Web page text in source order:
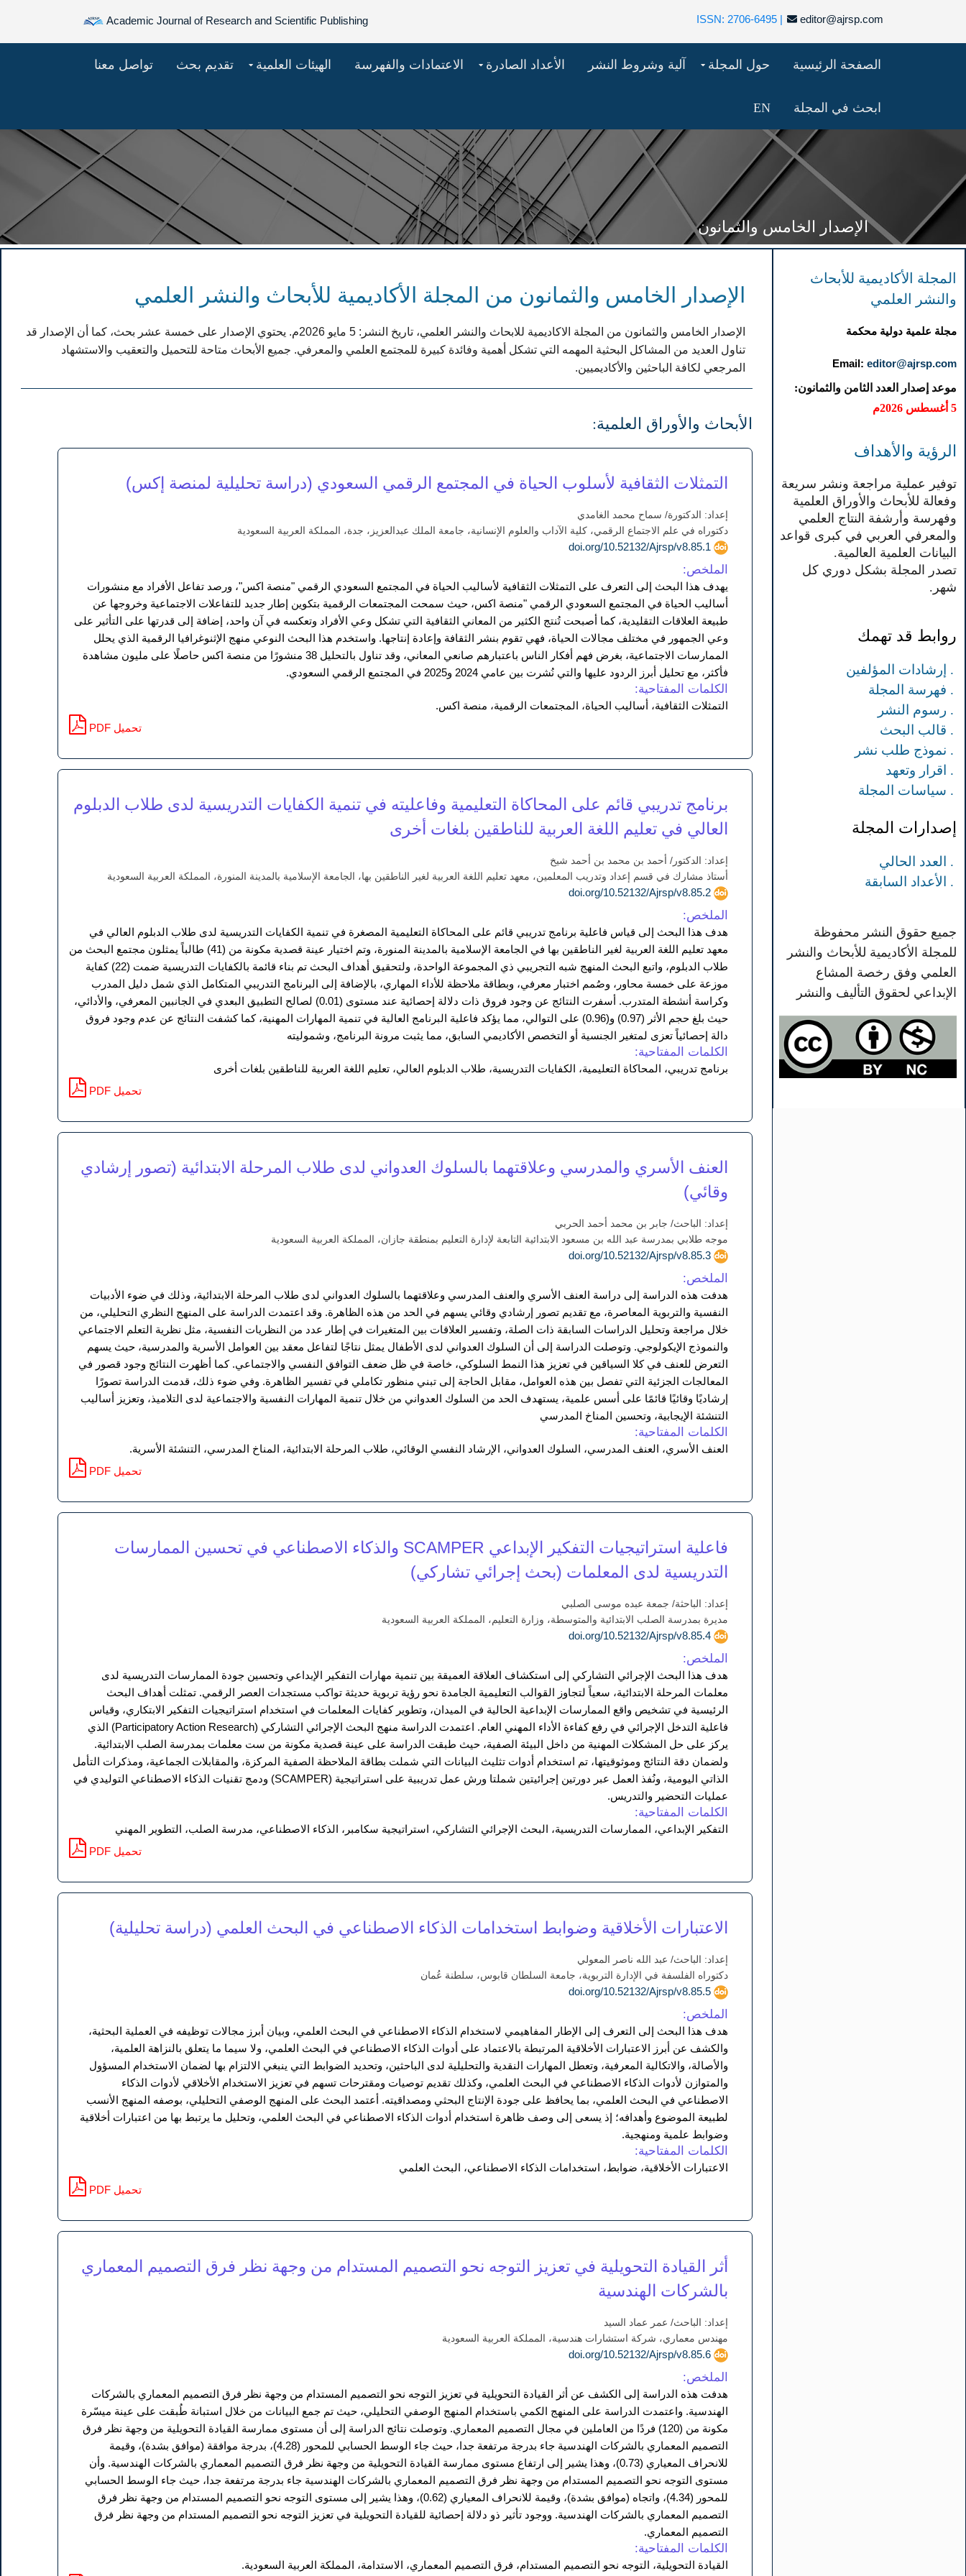
Academic Journal of Research and Scientific Publishing editor@ajrsp.com
ISSN: 2706-6495 |
الصفحة الرئيسية حول المجلة آلية وشروط النشر الأعداد الصادرة الاعتمادات والفهرسة الهيئات العلمية تقديم بحث تواصل معنا
ابحث في المجلة EN
الإصدار الخامس والثمانون
المجلة الأكاديمية للأبحاث
والنشر العلمي
مجلة علمية دولية محكمة
Email: editor@ajrsp.com
موعد إصدار العدد الثامن والثمانون:
5 أغسطس 2026م
الرؤية والأهداف
توفير عملية مراجعة ونشر سريعة
وفعالة للأبحاث والأوراق العلمية
وفهرسة وأرشفة النتاج العلمي
والمعرفي العربي في كبرى قواعد
البيانات العلمية العالمية.
تصدر المجلة بشكل دوري كل
شهر.
روابط قد تهمك
. إرشادات المؤلفين
. فهرسة المجلة
. رسوم النشر
. قالب البحث
. نموذج طلب نشر
. اقرار وتعهد
. سياسات المجلة
إصدارات المجلة
. العدد الحالي
. الأعداد السابقة
جميع حقوق النشر محفوظة
للمجلة الأكاديمية للأبحاث والنشر
العلمي وفق رخصة المشاع
الإبداعي لحقوق التأليف والنشر
الإصدار الخامس والثمانون من المجلة الأكاديمية للأبحاث والنشر العلمي
الإصدار الخامس والثمانون من المجلة الاكاديمية للابحاث والنشر العلمي، تاريخ النشر: 5 مايو 2026م. يحتوي الإصدار على خمسة عشر بحث، كما أن الإصدار قد
تناول العديد من المشاكل البحثية المهمه التي تشكل أهمية وفائدة كبيرة للمجتمع العلمي والمعرفي. جميع الأبحاث متاحة للتحميل والتعقيب والاستشهاد
المرجعي لكافة الباحثين والأكاديميين.
الأبحاث والأوراق العلمية:
التمثلات الثقافية لأسلوب الحياة في المجتمع الرقمي السعودي (دراسة تحليلية لمنصة إكس)
إعداد: الدكتورة/ سماح محمد الغامدي
دكتوراه في علم الاجتماع الرقمي، كلية الآداب والعلوم الإنسانية، جامعة الملك عبدالعزيز، جدة، المملكة العربية السعودية
الملخص:
يهدف هذا البحث إلى التعرف على التمثلات الثقافية لأساليب الحياة في المجتمع السعودي الرقمي "منصة اكس"، ورصد تفاعل الأفراد مع منشورات
أساليب الحياة في المجتمع السعودي الرقمي "منصة اكس، حيث سمحت المجتمعات الرقمية بتكوين إطار جديد للتفاعلات الاجتماعية وخروجها عن
طبيعة العلاقات التقليدية، كما أصبحت تُنتج الكثير من المعاني الثقافية التي تشكل وعي الأفراد وتعكسه في آن واحد، إضافة إلى قدرتها على التأثير على
وعي الجمهور في مختلف مجالات الحياة، فهي تقوم بنشر الثقافة وإعادة إنتاجها. واستخدم هذا البحث النوعي منهج الإثنوغرافيا الرقمية الذي يحلل
الممارسات الاجتماعية، بغرض فهم أفكار الناس باعتبارهم صانعي المعاني، وقد تناول بالتحليل 38 منشورًا من منصة اكس حاصلًا على مليون مشاهدة
فأكثر، مع تحليل أبرز الردود عليها والتي نُشرت بين عامي 2024 و2025 في المجتمع الرقمي السعودي.
الكلمات المفتاحية:
التمثلات الثقافية، أساليب الحياة، المجتمعات الرقمية، منصة اكس.
PDF تحميل
برنامج تدريبي قائم على المحاكاة التعليمية وفاعليته في تنمية الكفايات التدريسية لدى طلاب الدبلوم
العالي في تعليم اللغة العربية للناطقين بلغات أخرى
إعداد: الدكتور/ أحمد بن محمد بن أحمد شيخ
أستاذ مشارك في قسم إعداد وتدريب المعلمين، معهد تعليم اللغة العربية لغير الناطقين بها، الجامعة الإسلامية بالمدينة المنورة، المملكة العربية السعودية
doi.org/10.52132/Ajrsp/v8.85.2
الملخص:
هدف هذا البحث إلى قياس فاعلية برنامج تدريبي قائم على المحاكاة التعليمية المصغرة في تنمية الكفايات التدريسية لدى طلاب الدبلوم العالي في
معهد تعليم اللغة العربية لغير الناطقين بها في الجامعة الإسلامية بالمدينة المنورة، وتم اختيار عينة قصدية مكونة من (41) طالباً يمثلون مجتمع البحث من
طلاب الدبلوم، واتبع البحث المنهج شبه التجريبي ذي المجموعة الواحدة، ولتحقيق أهداف البحث تم بناء قائمة بالكفايات التدريسية ضمت (22) كفاية
موزعة على خمسة محاور، وصُمم اختبار معرفي، وبطاقة ملاحظة للأداء المهاري، بالإضافة إلى البرنامج التدريبي المتكامل الذي شمل دليل المدرب
وكراسة أنشطة المتدرب. أسفرت النتائج عن وجود فروق ذات دلالة إحصائية عند مستوى (0.01) لصالح التطبيق البعدي في الجانبين المعرفي، والأدائي،
حيث بلغ حجم الأثر (0.97) و(0.96) على التوالي، مما يؤكد فاعلية البرنامج العالية في تنمية المهارات المهنية، كما كشفت النتائج عن عدم وجود فروق
دالة إحصائياً تعزى لمتغير الجنسية أو التخصص الأكاديمي السابق، مما يثبت مرونة البرنامج، وشموليته
الكلمات المفتاحية:
برنامج تدريبي، المحاكاة التعليمية، الكفايات التدريسية، طلاب الدبلوم العالي، تعليم اللغة العربية للناطقين بلغات أخرى
PDF تحميل
العنف الأسري والمدرسي وعلاقتهما بالسلوك العدواني لدى طلاب المرحلة الابتدائية (تصور إرشادي
وقائي)
إعداد: الباحث/ جابر بن محمد أحمد الحربي
موجه طلابي بمدرسة عبد الله بن مسعود الابتدائية التابعة لإدارة التعليم بمنطقة جازان، المملكة العربية السعودية
doi.org/10.52132/Ajrsp/v8.85.3
الملخص:
هدفت هذه الدراسة إلى دراسة العنف الأسري والعنف المدرسي وعلاقتهما بالسلوك العدواني لدى طلاب المرحلة الابتدائية، وذلك في ضوء الأدبيات
النفسية والتربوية المعاصرة، مع تقديم تصور إرشادي وقائي يسهم في الحد من هذه الظاهرة. وقد اعتمدت الدراسة على المنهج النظري التحليلي، من
خلال مراجعة وتحليل الدراسات السابقة ذات الصلة، وتفسير العلاقات بين المتغيرات في إطار عدد من النظريات النفسية، مثل نظرية التعلم الاجتماعي
والنموذج الإيكولوجي. وتوصلت الدراسة إلى أن السلوك العدواني لدى الأطفال يمثل نتاجًا لتفاعل معقد بين العوامل الأسرية والمدرسية، حيث يسهم
التعرض للعنف في كلا السياقين في تعزيز هذا النمط السلوكي، خاصة في ظل ضعف التوافق النفسي والاجتماعي. كما أظهرت النتائج وجود قصور في
المعالجات الجزئية التي تفصل بين هذه العوامل، مقابل الحاجة إلى تبني منظور تكاملي في تفسير الظاهرة. وفي ضوء ذلك، قدمت الدراسة تصورًا
إرشاديًا وقائيًا قائمًا على أسس علمية، يستهدف الحد من السلوك العدواني من خلال تنمية المهارات النفسية والاجتماعية لدى التلاميذ، وتعزيز أساليب
التنشئة الإيجابية، وتحسين المناخ المدرسي
الكلمات المفتاحية:
العنف الأسري، العنف المدرسي، السلوك العدواني، الإرشاد النفسي الوقائي، طلاب المرحلة الابتدائية، المناخ المدرسي، التنشئة الأسرية.
PDF تحميل
فاعلية استراتيجيات التفكير الإبداعي SCAMPER والذكاء الاصطناعي في تحسين الممارسات
التدريسية لدى المعلمات (بحث إجرائي تشاركي)
إعداد: الباحثة/ جمعة عبده موسى الصلبي
مديرة بمدرسة الصلب الابتدائية والمتوسطة، وزارة التعليم، المملكة العربية السعودية
doi.org/10.52132/Ajrsp/v8.85.4
الملخص:
هدف هذا البحث الإجرائي التشاركي إلى استكشاف العلاقة العميقة بين تنمية مهارات التفكير الإبداعي وتحسين جودة الممارسات التدريسية لدى
معلمات المرحلة الابتدائية، سعياً لتجاوز القوالب التعليمية الجامدة نحو رؤية تربوية حديثة تواكب مستجدات العصر الرقمي. تمثلت أهداف البحث
الرئيسية في تشخيص واقع الممارسات الإبداعية الحالية في الميدان، وتطوير كفايات المعلمات في استخدام استراتيجيات التفكير الابتكاري، وقياس
فاعلية التدخل الإجرائي في رفع كفاءة الأداء المهني العام. اعتمدت الدراسة منهج البحث الإجرائي التشاركي (Participatory Action Research) الذي
يركز على حل المشكلات المهنية من داخل البيئة الصفية، حيث طبقت الدراسة على عينة قصدية مكونة من ست معلمات بمدرسة الصلب الابتدائية.
ولضمان دقة النتائج وموثوقيتها، تم استخدام أدوات تثليث البيانات التي شملت بطاقة الملاحظة الصفية المركزة، والمقابلات الجماعية، ومذكرات التأمل
الذاتي اليومية، ونُفذ العمل عبر دورتين إجرائيتين شملتا ورش عمل تدريبية على استراتيجية (SCAMPER) ودمج تقنيات الذكاء الاصطناعي التوليدي في
عمليات التحضير والتدريس.
الكلمات المفتاحية:
التفكير الإبداعي، الممارسات التدريسية، البحث الإجرائي التشاركي، استراتيجية سكامبر، الذكاء الاصطناعي، مدرسة الصلب، التطوير المهني
PDF تحميل
الاعتبارات الأخلاقية وضوابط استخدامات الذكاء الاصطناعي في البحث العلمي (دراسة تحليلية)
إعداد: الباحث/ عبد الله ناصر المعولي
دكتوراه الفلسفة في الإدارة التربوية، جامعة السلطان قابوس، سلطنة عُمان
doi.org/10.52132/Ajrsp/v8.85.5
الملخص:
هدف هذا البحث إلى التعرف إلى الإطار المفاهيمي لاستخدام الذكاء الاصطناعي في البحث العلمي، وبيان أبرز مجالات توظيفه في العملية البحثية،
والكشف عن أبرز الاعتبارات الأخلاقية المرتبطة بالاعتماد على أدوات الذكاء الاصطناعي في البحث العلمي، ولا سيما ما يتعلق بالنزاهة العلمية،
والأصالة، والاتكالية المعرفية، وتعطل المهارات النقدية والتحليلية لدى الباحثين، وتحديد الضوابط التي ينبغي الالتزام بها لضمان الاستخدام المسؤول
والمتوازن لأدوات الذكاء الاصطناعي في البحث العلمي، وكذلك تقديم توصيات ومقترحات تسهم في تعزيز الاستخدام الأخلاقي لأدوات الذكاء
الاصطناعي في البحث العلمي، بما يحافظ على جودة الإنتاج البحثي ومصداقيته. أعتمد البحث على المنهج الوصفي التحليلي، بوصفه المنهج الأنسب
لطبيعة الموضوع وأهدافه؛ إذ يسعى إلى وصف ظاهرة استخدام أدوات الذكاء الاصطناعي في البحث العلمي، وتحليل ما يرتبط بها من اعتبارات أخلاقية
وضوابط علمية ومنهجية.
الكلمات المفتاحية:
الاعتبارات الأخلاقية، ضوابط، استخدامات الذكاء الاصطناعي، البحث العلمي
PDF تحميل
أثر القيادة التحويلية في تعزيز التوجه نحو التصميم المستدام من وجهة نظر فرق التصميم المعماري
بالشركات الهندسية
إعداد: الباحث/ عمر عماد السيد
مهندس معماري، شركة استشارات هندسية، المملكة العربية السعودية
doi.org/10.52132/Ajrsp/v8.85.6
الملخص:
هدفت هذه الدراسة إلى الكشف عن أثر القيادة التحويلية في تعزيز التوجه نحو التصميم المستدام من وجهة نظر فرق التصميم المعماري بالشركات
الهندسية. واعتمدت الدراسة على المنهج الكمي باستخدام المنهج الوصفي التحليلي، حيث تم جمع البيانات من خلال استبانة طُبقت على عينة ميسّرة
مكونة من (120) فردًا من العاملين في مجال التصميم المعماري. وتوصلت نتائج الدراسة إلى أن مستوى ممارسة القيادة التحويلية من وجهة نظر فرق
التصميم المعماري بالشركات الهندسية جاء بدرجة مرتفعة جدا، حيث جاء الوسط الحسابي للمحور (4.28)، بدرجة موافقة (موافق بشدة)، وقيمة
للانحراف المعياري (0.73)، وهذا يشير إلى ارتفاع مستوى ممارسة القيادة التحويلية من وجهة نظر فرق التصميم المعماري بالشركات الهندسية. وأن
مستوى التوجه نحو التصميم المستدام من وجهة نظر فرق التصميم المعماري بالشركات الهندسية جاء بدرجة مرتفعة جدا، حيث جاء الوسط الحسابي
للمحور (4.34)، واتجاه (موافق بشدة)، وقيمة للانحراف المعياري (0.62)، وهذا يشير إلى مستوى التوجه نحو التصميم المستدام من وجهة نظر فرق
التصميم المعماري بالشركات الهندسية. ووجود تأثير ذو دلالة إحصائية للقيادة التحويلية في تعزيز التوجه نحو التصميم المستدام من وجهة نظر فرق
التصميم المعماري.
الكلمات المفتاحية:
القيادة التحويلية، التوجه نحو التصميم المستدام، فرق التصميم المعماري، الاستدامة، المملكة العربية السعودية.